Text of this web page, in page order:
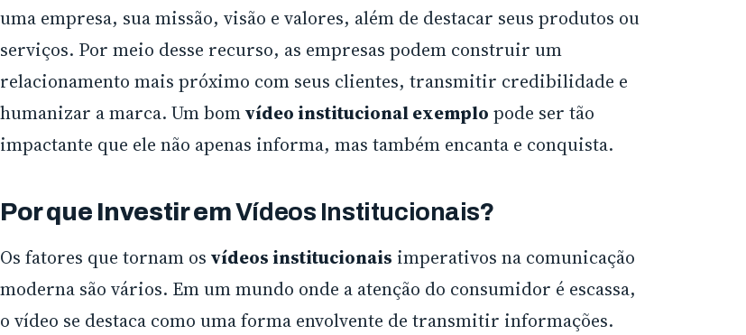
uma empresa, sua missão, visão e valores, além de destacar seus produtos ou
serviços. Por meio desse recurso, as empresas podem construir um
relacionamento mais próximo com seus clientes, transmitir credibilidade e
humanizar a marca. Um bomvídeo institucional exemplo pode ser tão
impactante que ele não apenas informa, mas também encanta e conquista.
Por que Investir emVídeos Institucionais?
Os fatores que tornam os vídeos institucionais imperativos na comunicação
moderna são vários. Em um mundo onde a atenção do consumidor é escassa,
o vídeo se destaca como uma forma envolvente de transmitir informações.